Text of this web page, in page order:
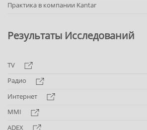
Практика в компании Kantar
Результаты Исследований
TV
Радио
Интернет
MMI
ADEX